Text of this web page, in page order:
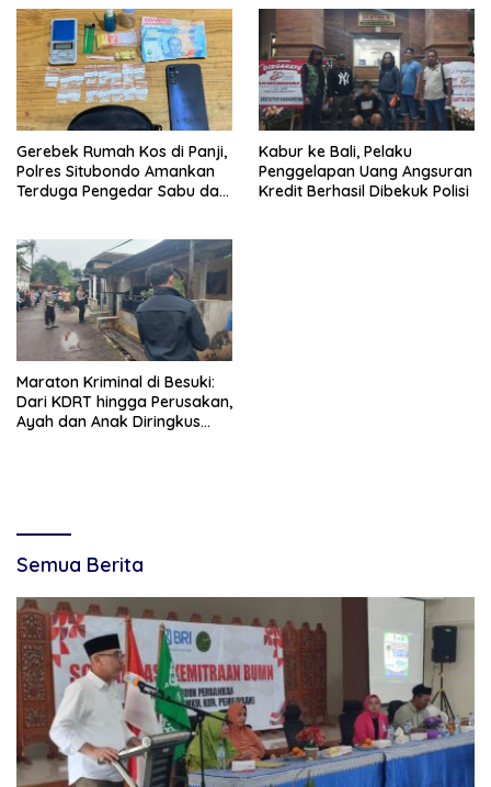
Gerebek Rumah Kos di Panji,
Polres Situbondo Amankan
Terduga Pengedar Sabu dan
Kabur ke Bali, Pelaku
Penggelapan Uang Angsuran
Kredit Berhasil Dibekuk Polisi
Maraton Kriminal di Besuki:
Dari KDRT hingga Perusakan,
Ayah dan Anak Diringkus
Semua Berita